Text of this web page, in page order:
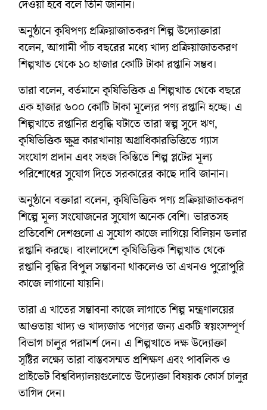
দেওয়া হবে বলে তিনি জানান।
অনুষ্ঠানে কৃষিপণ্য প্রক্রিয়াজাতকরণ শিল্প উদ্যোক্তারা
বলেন, আগামী পাঁচ বছরের মধ্যে খাদ্য প্রক্রিয়াজাতকরণ
শিল্পখাত থেকে ১০ হাজার কোটি টাকা রপ্তানি সম্ভব।
তারা বলেন, বর্তমানে কৃষিভিত্তিক এ শিল্পখাত থেকে বছরে
এক হাজার ৬০০ কোটি টাকা মূল্যের পণ্য রপ্তানি হচ্ছে। এ
শিল্পখাতে রপ্তানির প্রবৃদ্ধি ঘটাতে তারা স্বল্প সুদে ঋণ,
কৃষিভিত্তিক ক্ষুদ্র কারখানায় অগ্রাধিকারভিত্তিতে গ্যাস
সংযোগ প্রদান এবং সহজ কিস্তিতে শিল্প প্লটের মূল্য
পরিশোধের সুযোগ দিতে সরকারের কাছে দাবি জানান।
অনুষ্ঠানে বক্তারা বলেন, কৃষিভিত্তিক পণ্য প্রক্রিয়াজাতকরণ
শিল্পে মূল্য সংযোজনের সুযোগ অনেক বেশি। ভারতসহ
প্রতিবেশি দেশগুলো এ সুযোগ কাজে লাগিয়ে বিলিয়ন ডলার
রপ্তানি করছে। বাংলাদেশে কৃষিভিত্তিক শিল্পখাত থেকে
রপ্তানি বৃদ্ধির বিপুল সম্ভাবনা থাকলেও তা এখনও পুরোপুরি
কাজে লাগানো যায়নি।
তারা এ খাতের সম্ভাবনা কাজে লাগাতে শিল্প মন্ত্রণালয়ের
আওতায় খাদ্য ও খাদ্যজাত পণ্যের জন্য একটি স্বয়ংসম্পূর্ণ
বিভাগ চালুর পরামর্শ দেন। এ শিল্পখাতে দক্ষ উদ্যোক্তা
সৃষ্টির লক্ষ্যে তারা বাস্তবসম্মত প্রশিক্ষণ এবং পাবলিক ও
প্রাইভেট বিশ্ববিদ্যালয়গুলোতে উদ্যোক্তা বিষয়ক কোর্স চালুর
তাগিদ দেন।